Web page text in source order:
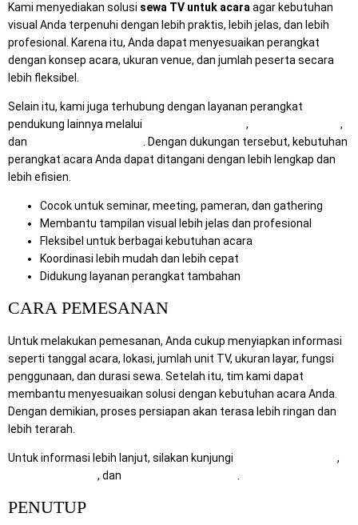
Kami menyediakan solusi sewa TV untuk acaraagar kebutuhan
visual Anda terpenuhi dengan lebih praktis, lebih jelas, dan lebih
profesional. Karena itu, Anda dapat menyesuaikan perangkat
dengan konsep acara, ukuran venue, dan jumlah peserta secara
lebih fleksibel.
Selain itu, kami juga terhubung dengan layanan perangkat
pendukung lainnya melalui
,
,
dan
. Dengan dukungan tersebut, kebutuhan
perangkat acara Anda dapat ditangani dengan lebih lengkap dan
lebih efisien.
Cocok untuk seminar, meeting, pameran, dan gathering
Membantu tampilan visual lebih jelas dan profesional
Fleksibel untuk berbagai kebutuhan acara
Koordinasi lebih mudah dan lebih cepat
Didukung layanan perangkat tambahan
CARA PEMESANAN
Untuk melakukan pemesanan, Anda cukup menyiapkan informasi
seperti tanggal acara, lokasi, jumlah unit TV, ukuran layar, fungsi
penggunaan, dan durasi sewa. Setelah itu, tim kami dapat
membantu menyesuaikan solusi dengan kebutuhan acara Anda.
Dengan demikian, proses persiapan akan terasa lebih ringan dan
lebih terarah.
Untuk informasi lebih lanjut, silakan kunjungi
,
, dan
PENUTUP